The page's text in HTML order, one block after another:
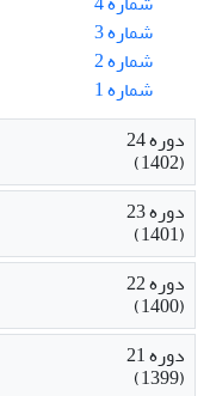
شماره 3
شماره 2
شماره 1
دوره 24
(1402)
دوره 23
(1401)
دوره 22
(1400)
دوره 21
(1399)